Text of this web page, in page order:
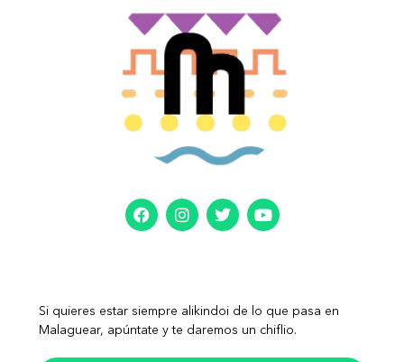
Si quieres estar siempre alikindoi de lo que pasa en
Malaguear, apúntate y te daremos un chiflio.